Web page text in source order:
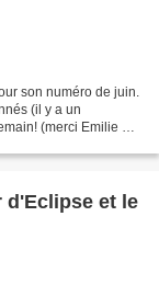
son numéro de juin.
(il y a un
(merci Emilie et
d'Eclipse et le